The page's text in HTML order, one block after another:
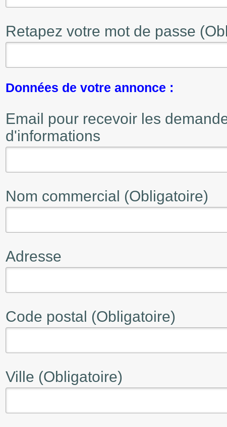
Retapez votre mot de passe
Données de votre annonce :
Email pour recevoir les
d'informations
Nom commercial (Obligatoire)
Adresse
Code postal (Obligatoire)
Ville (Obligatoire)